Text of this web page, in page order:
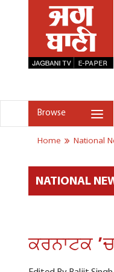
Browse
Home National
NATIONAL
ਕਰਨਾਟਕ